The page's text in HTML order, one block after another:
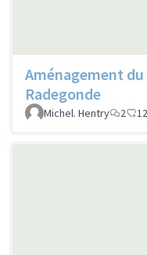
Aménagement
Radegonde
Michel. Hentry 2 12